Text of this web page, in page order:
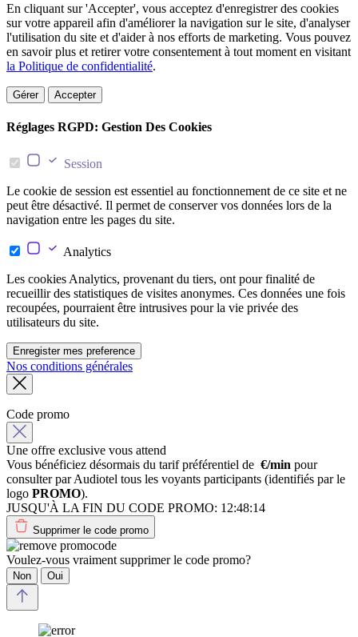
En cliquant sur 'Accepter', vous acceptez d'enregistrer des cookies
sur votre appareil afin d'améliorer la navigation sur le site, d'analyser
l'utilisation du site et d'aider à nos efforts de marketing. Vous pouvez
en savoir plus et retirer votre consentement à tout moment en visitant
la Politique de confidentialité.
Gérer Accepter
Réglages RGPD: Gestion Des Cookies
Session
Le cookie de session est essentiel au fonctionnement de ce site et ne
peut être désactivé. Il permet de conserver vos données lors de la
navigation entre les pages du site.
Analytics
Les cookies Analytics, provenant du tiers, ont pour finalité de
recueillir des statistiques de visites anonymes. Ces données une fois
recoupées, pourraient être intrusives pour la vie privée des
utilisateurs du site.
Enregister mes preference
Nos conditions générales
Code promo
Une offre exclusive vous attend
Vous bénéficiez désormais du tarif préférentiel de €/min pour
consulter par Audiotel tous les voyants participants (identifiés par le
logo PROMO).
JUSQU'À LA FIN DU CODE PROMO: 12:48:14
Supprimer le code promo
Voulez-vous vraiment supprimer le code promo?
Non Oui